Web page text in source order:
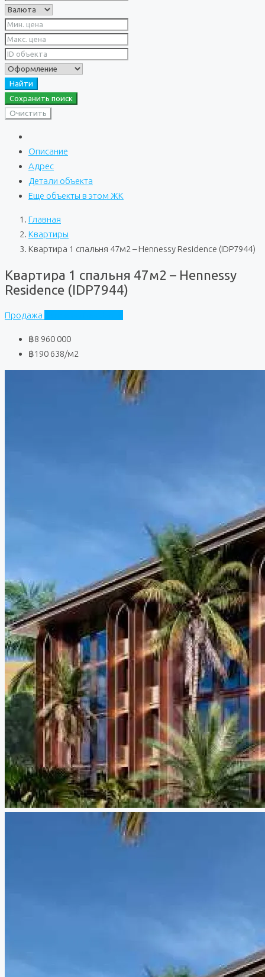
Найти
Сохранить поиск
Очистить
Описание
Адрес
Детали объекта
Еще объекты в этом ЖК
Главная
Квартиры
Квартира 1 спальня 47м2 – Hennessy Residence (IDP7944)
Квартира 1 спальня 47м2 – Hennessy
Residence (IDP7944)
Продажа
฿8 960 000
฿190 638/м2